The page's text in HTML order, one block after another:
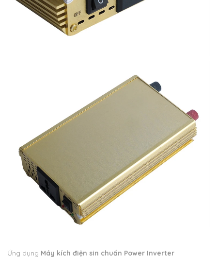
Ứng dụng Máy kích điện sin chuẩn Power Inverter